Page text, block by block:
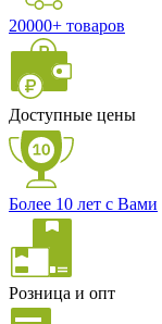
20000+ товаров
Доступные цены
Более 10 лет с Вами
Розница и опт